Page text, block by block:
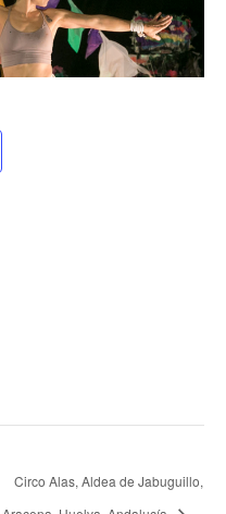
Circo Alas, Aldea de Jabuguillo,